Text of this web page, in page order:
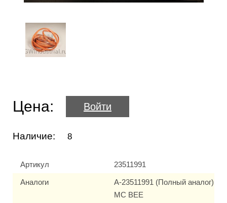
Цена: Войти
Наличие: 8
Артикул 23511991
Аналоги
A-23511991 (Полный аналог)
MC BEE